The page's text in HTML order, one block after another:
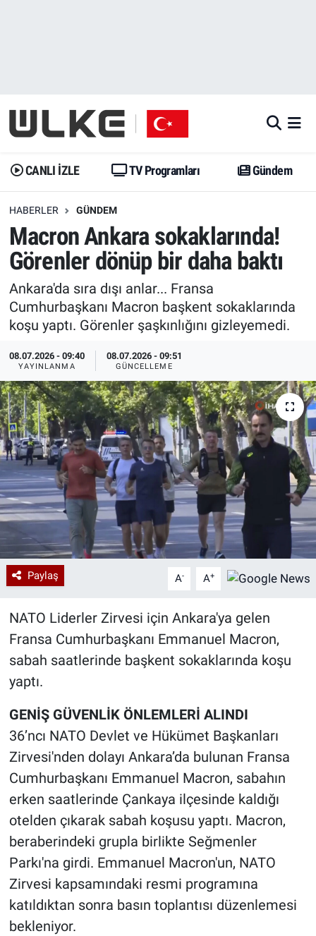
CANLI İZLE TV Programları Gündem
HABERLER GÜNDEM
Macron Ankara sokaklarında!
Görenler dönüp bir daha baktı
Ankara'da sıra dışı anlar... Fransa
Cumhurbaşkanı Macron başkent sokaklarında
koşu yaptı. Görenler şaşkınlığını gizleyemedi.
08.07.2026 - 09:40
YAYINLANMA
08.07.2026 - 09:51
GÜNCELLEME
Paylaş A- A+
NATO Liderler Zirvesi için Ankara'ya gelen
Fransa Cumhurbaşkanı Emmanuel Macron,
sabah saatlerinde başkent sokaklarında koşu
yaptı.
GENİŞ GÜVENLİK ÖNLEMLERİ ALINDI
36’ncı NATO Devlet ve Hükümet Başkanları
Zirvesi'nden dolayı Ankara’da bulunan Fransa
Cumhurbaşkanı Emmanuel Macron, sabahın
erken saatlerinde Çankaya ilçesinde kaldığı
otelden çıkarak sabah koşusu yaptı. Macron,
beraberindeki grupla birlikte Seğmenler
Parkı'na girdi. Emmanuel Macron'un, NATO
Zirvesi kapsamındaki resmi programına
katıldıktan sonra basın toplantısı düzenlemesi
bekleniyor.
Gündem
Dünya
Erişim Bilgileri
Ekonomi
Trend
Yazarlar
Gündem
Trend
Erişim Bilgileri
Spor
Ekonomi
Medya
Özel Haberler
Kadın
Erişim Bilgileri
Sağlık
Teknoloji
İstanbul Namaz Vakitleri
Trafik Durumu
Erişim Bilgileri
Tüm Manşetler
Son Dakika Haberleri